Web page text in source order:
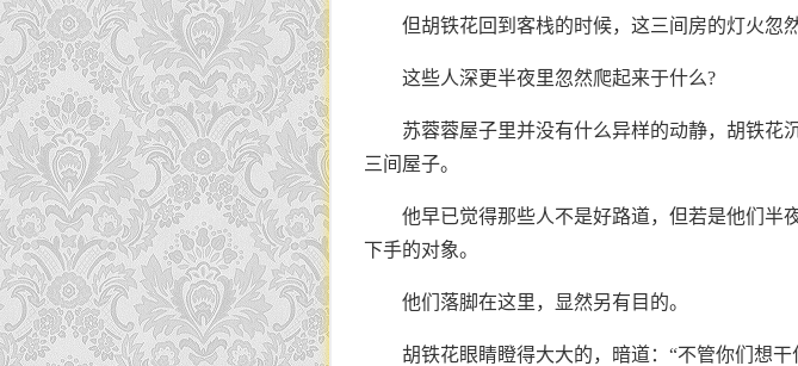
但胡铁花回到客栈的时候，这三间房的灯火忽
这些人深更半夜里忽然爬起来于什么?
苏蓉蓉屋子里并没有什么异样的动静，胡铁花
三间屋子。
他早已觉得那些人不是好路道，但若是他们半
下手的对象。
他们落脚在这里，显然另有目的。
胡铁花眼睛瞪得大大的，暗道：“不管你们想